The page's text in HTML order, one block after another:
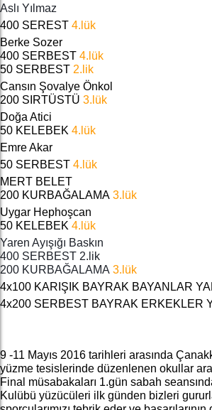
Aslı Yılmaz
400 SEREST 4.lük
Berke Sozer
400 SERBEST 4.lük
50 SERBEST 2.lik
Cansın Şovalye Önkol
200 SIRTÜSTÜ 3.lük
Doğa Atici
50 KELEBEK 4.lük
Emre Akar
50 SERBEST 4.lük
MERT BELET
200 KURBAĞALAMA 3.lük
Uygar Hephoşcan
50 KELEBEK 4.lük
Yaren Ayışığı Baskın
400 SERBEST 2.lik
200 KURBAĞALAMA 3.lük
4x100 KARIŞIK BAYRAK BAYANLAR
4x200 SERBEST BAYRAK ERKEKLER
9 -11 Mayıs 2016 tarihleri arasında
yüzme tesislerinde düzenlenen okullar
Final müsabakaları 1.gün sabah
Kulübü yüzücüleri ilk günden bizleri